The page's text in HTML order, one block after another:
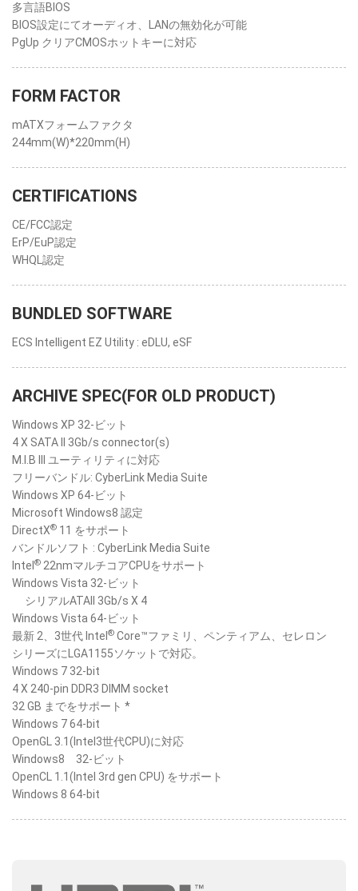
多言語BIOS
BIOS設定にてオーディオ、LANの無効化が可能
PgUp クリアCMOSホットキーに対応
FORM FACTOR
mATXフォームファクタ
244mm(W)*220mm(H)
CERTIFICATIONS
CE/FCC認定
ErP/EuP認定
WHQL認定
BUNDLED SOFTWARE
ECS Intelligent EZ Utility : eDLU, eSF
ARCHIVE SPEC(FOR OLD PRODUCT)
Windows XP 32-ビット
4 X SATA II 3Gb/s connector(s)
M.I.B III ユーティリティに対応
フリーバンドル: CyberLink Media Suite
Windows XP 64-ビット
Microsoft Windows8 認定
DirectX® 11 をサポート
バンドルソフト : CyberLink Media Suite
Intel ® 22nmマルチコアCPUをサポート
Windows Vista 32-ビット
シリアルATAII 3Gb/s X 4
Windows Vista 64-ビット
最新 2、3世代 Intel ® Core™ファミリ、ペンティアム、セレロン
シリーズにLGA1155ソケットで対応。
Windows 7 32-bit
4 X 240-pin DDR3 DIMM socket
32 GB までをサポート *
Windows 7 64-bit
OpenGL 3.1(Intel3世代CPU)に対応
Windows8 32-ビット
OpenCL 1.1(Intel 3rd gen CPU) をサポート
Windows 8 64-bit